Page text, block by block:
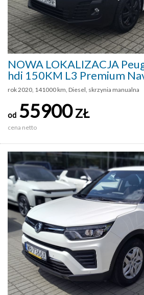
NOWA LOKALIZACJA
hdi 150KM L3 Premium
rok 2020, 141000 km, Diesel, skrzynia manualna
od 55900ZŁ
cena netto